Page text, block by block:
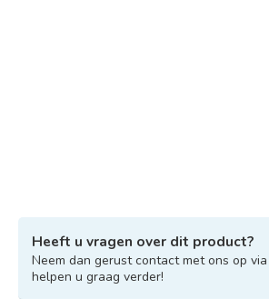
Heeft u vragen over dit product?
Neem dan gerust contact met ons op via
helpen u graag verder!